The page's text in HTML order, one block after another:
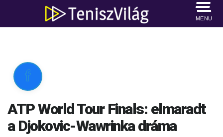
MENU

ATP World Tour Finals: elmaradt
a Djokovic-Wawrinka dráma